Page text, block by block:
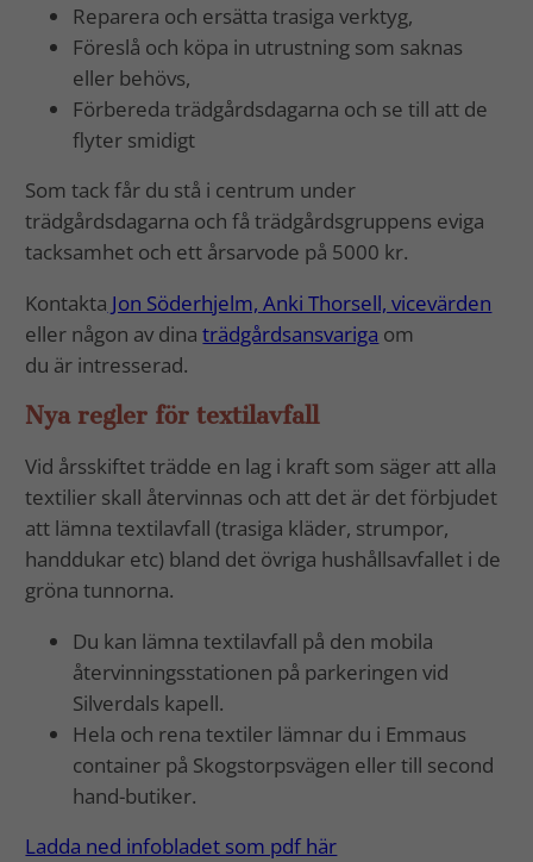
Reparera och ersätta trasiga verktyg,
Föreslå och köpa in utrustning som saknas
eller behövs,
Förbereda trädgårdsdagarna och se till att de
flyter smidigt
Som tack får du stå i centrum under
trädgårdsdagarna och få trädgårdsgruppens eviga
tacksamhet och ett årsarvode på 5000 kr.
Kontakta Jon Söderhjelm, Anki Thorsell, vicevärden
eller någon av dinaträdgårdsansvariga om
du är intresserad.
Nya regler för textilavfall
Vid årsskiftet trädde en lag i kraft som säger att alla
textilier skall återvinnas och att det är det förbjudet
att lämna textilavfall (trasiga kläder, strumpor,
handdukar etc) bland det övriga hushållsavfallet i de
gröna tunnorna.
Du kan lämna textilavfall på den mobila
återvinningsstationen på parkeringen vid
Silverdals kapell.
Hela och rena textiler lämnar du i Emmaus
container på Skogstorpsvägen eller till second
hand-butiker.
Ladda ned infobladet som pdf här